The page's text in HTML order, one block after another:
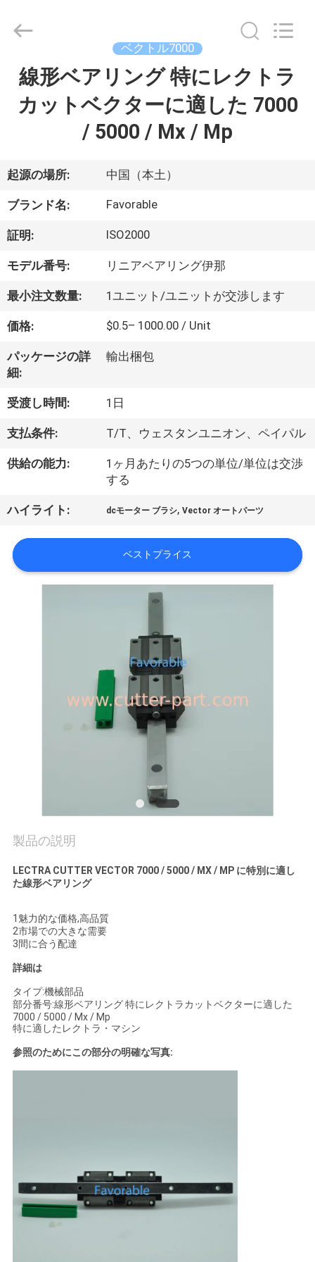
家
ダ
ク
ト
私
達
つ
い
て
工
場
旅
行
連
し
な
さ
い
ニ
ュ
ー
用
を
2026
DONGGUAN
EQUIPMENT
CO.,LTD.
Reserved.
ベクトル7000
線形ベアリング 特にレクトラ
カットベクターに適した 7000
/ 5000 / Mx / Mp
起源の場所: 中国（本土）
ブランド名: Favorable
証明: ISO2000
モデル番号: リニアベアリング伊那
最小注文数量: 1ユニット/ユニットが交渉します
価格: $0.5– 1000.00 / Unit
パッケージの詳
細:
輸出梱包
受渡し時間: 1日
支払条件: T/T、ウェスタンユニオン、ペイパル
供給の能力:
1ヶ月あたりの5つの単位/単位は交渉
する
ハイライト: dcモーター ブラシ,Vector オートパーツ
ベストプライス
製品の説明
LECTRA CUTTER VECTOR 7000 / 5000 / MX / MP に特別に適し
た線形ベアリング
1魅力的な価格,高品質
2市場での大きな需要
3間に合う配達
詳細は
タイプ:機械部品
部分番号:線形ベアリング 特にレクトラカットベクターに適した
7000 / 5000 / Mx / Mp
特に適した レクトラ・マシン
参照のためにこの部分の明確な写真: